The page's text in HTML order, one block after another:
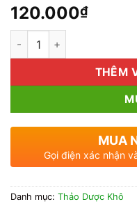
120.000₫
Địa chỉ bán 1kg Dây Tơ
THÊM
MUA
Gọi điện xác nhận
Danh mục: Thảo Dược Khô